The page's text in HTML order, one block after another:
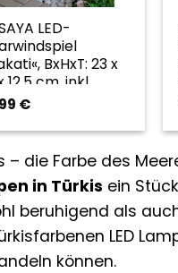
LED-
BxHxT: 23 x
12,5 cm, inkl.
–
€
– die Farbe des
in Türkis ein
beruhigend als
LED
können.